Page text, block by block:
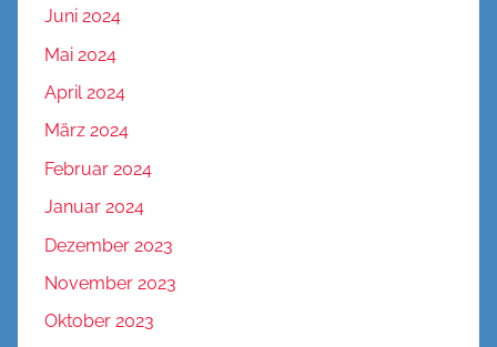
Juni 2024
Mai 2024
April 2024
März 2024
Februar 2024
Januar 2024
Dezember 2023
November 2023
Oktober 2023